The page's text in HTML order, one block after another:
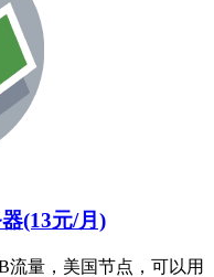
(13元/月)
流量，美国节点，可以用